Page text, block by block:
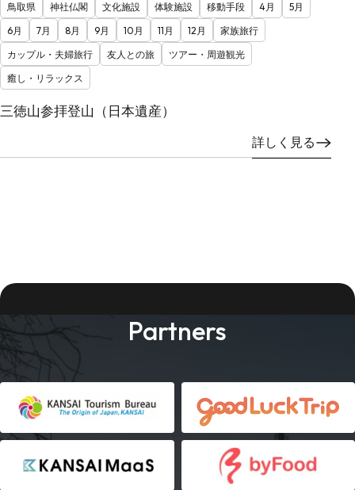
鳥取県 神社仏閣 文化施設 体験施設 移動手段 4月
5月
6月
7月 8月 9月 10月 11月 12月
家族旅行
カップル・夫婦旅行
友人との旅
ツアー・周遊観光
癒し・リラックス
三徳山参拝登山（日本遺産）
詳しく見る
Partners